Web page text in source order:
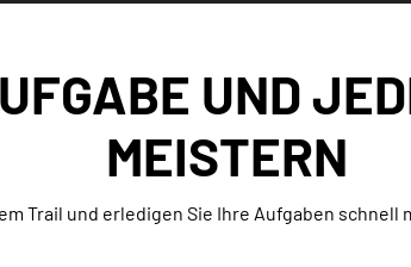
UND
MEISTERN
Trail und erledigen Sie Ihre Aufgaben